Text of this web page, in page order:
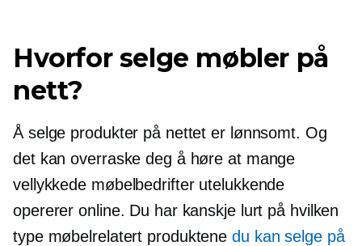
Hvorfor selge møbler på
nett?
Å selge produkter på nettet er lønnsomt. Og
det kan overraske deg å høre at mange
vellykkede møbelbedrifter utelukkende
opererer online. Du har kanskje lurt på hvilken
type møbelrelatert produktenedu kan selge på